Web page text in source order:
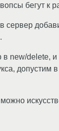
бегут к
new/delete,
допустим